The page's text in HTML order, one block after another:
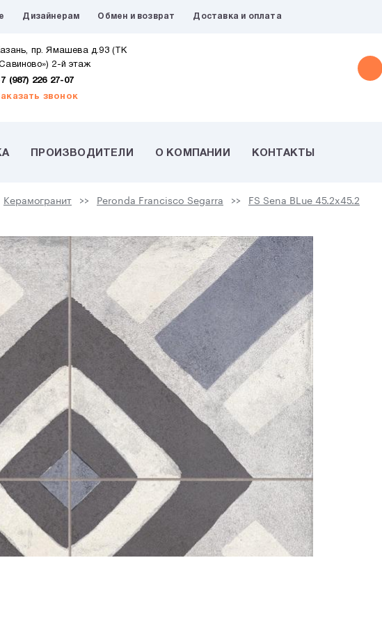
Дизайнерам Обмен и возврат Доставка и оплата
пр. Ямашева д.93 (ТК
2-й этаж
(987) 226 27-07
звонок
ПРОИЗВОДИТЕЛИ О КОМПАНИИ КОНТАКТЫ
Керамогранит Peronda Francisco Segarra FS Sena BLue 45.2x45.2